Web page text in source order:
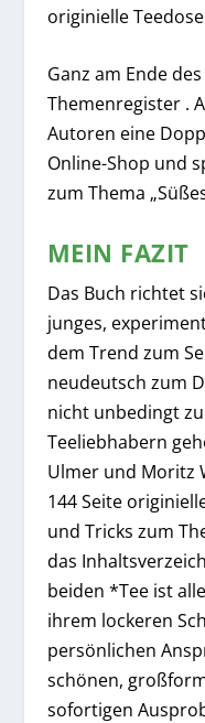
originielle
Ganz am Ende
Themenregister .
Autoren eine
Online-Shop und
zum Thema
MEIN FAZIT
Das Buch richtet
junges,
dem Trend zum
neudeutsch zum
nicht unbedingt
Teeliebhabern
Ulmer und Moritz
144 Seite
und Tricks zum
das
beiden *Tee ist
ihrem lockeren
persönlichen
schönen,
sofortigen